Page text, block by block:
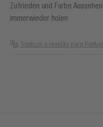
Zufrieden und Farbe
immerwieder holen
Traduzir a revisão para